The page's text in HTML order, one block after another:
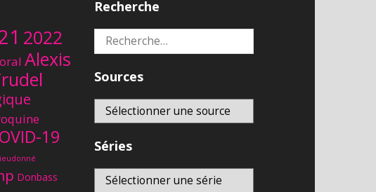
2022
Alexis
19
Donbass
Recherche
Rechercher :
Sources
Séries